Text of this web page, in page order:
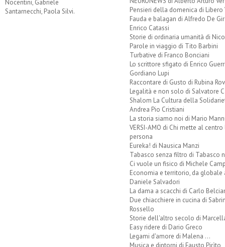
Nocentini, Gabriele
Santarnecchi, Paola Silvi.
Pensieri della domenica di Libero
Fauda e balagan di Alfredo De
Enrico Catassi
Storie di ordinaria umanità di
Parole in viaggio di Tito Barbini
Turbative di Franco Bonciani
Lo scrittore sfigato di Enrico
Gordiano Lupi
Raccontare di Gusto di Rubina
Legalità e non solo di Salvatore
Shalom La Cultura della
Andrea Pio Cristiani
La storia siamo noi di Mario
VERSI-AMO di Chi mette al centro
persona
Eureka! di Nausica Manzi
Tabasco senza filtro di Tabasco
Ci vuole un fisico di Michele
Economia e territorio, da globale
Daniele Salvadori
La dama a scacchi di Carlo
Due chiacchiere in cucina di
Rossello
Storie dell'altro secolo di
Easy ridere di Dario Greco
Legami d'amore di Malena ...
Musica e dintorni di Fausto Pirìto